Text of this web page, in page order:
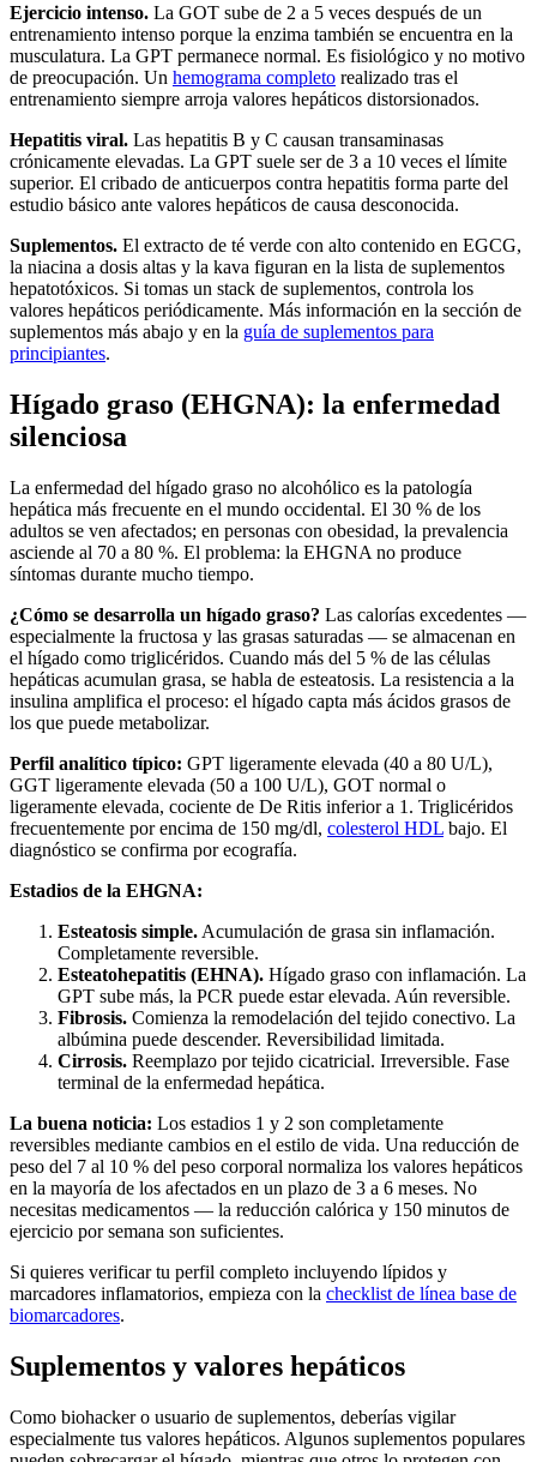
Ejercicio intenso. La GOT sube de 2 a 5 veces después de un
entrenamiento intenso porque la enzima también se encuentra en la
musculatura. La GPT permanece normal. Es fisiológico y no motivo
de preocupación. Un hemograma completo realizado tras el
entrenamiento siempre arroja valores hepáticos distorsionados.
Hepatitis viral. Las hepatitis B y C causan transaminasas
crónicamente elevadas. La GPT suele ser de 3 a 10 veces el límite
superior. El cribado de anticuerpos contra hepatitis forma parte del
estudio básico ante valores hepáticos de causa desconocida.
Suplementos. El extracto de té verde con alto contenido en EGCG,
la niacina a dosis altas y la kava figuran en la lista de suplementos
hepatotóxicos. Si tomas un stack de suplementos, controla los
valores hepáticos periódicamente. Más información en la sección de
suplementos más abajo y en la guía de suplementos para
principiantes.
Hígado graso (EHGNA): la enfermedad
silenciosa
La enfermedad del hígado graso no alcohólico es la patología
hepática más frecuente en el mundo occidental. El 30 % de los
adultos se ven afectados; en personas con obesidad, la prevalencia
asciende al 70 a 80 %. El problema: la EHGNA no produce
síntomas durante mucho tiempo.
¿Cómo se desarrolla un hígado graso? Las calorías excedentes —
especialmente la fructosa y las grasas saturadas — se almacenan en
el hígado como triglicéridos. Cuando más del 5 % de las células
hepáticas acumulan grasa, se habla de esteatosis. La resistencia a la
insulina amplifica el proceso: el hígado capta más ácidos grasos de
los que puede metabolizar.
Perfil analítico típico: GPT ligeramente elevada (40 a 80 U/L),
GGT ligeramente elevada (50 a 100 U/L), GOT normal o
ligeramente elevada, cociente de De Ritis inferior a 1. Triglicéridos
frecuentemente por encima de 150 mg/dl, colesterol HDL bajo. El
diagnóstico se confirma por ecografía.
Estadios de la EHGNA:
Esteatosis simple. Acumulación de grasa sin inflamación.
Completamente reversible.
Esteatohepatitis (EHNA). Hígado graso con inflamación. La
GPT sube más, la PCR puede estar elevada. Aún reversible.
Fibrosis. Comienza la remodelación del tejido conectivo. La
albúmina puede descender. Reversibilidad limitada.
Cirrosis. Reemplazo por tejido cicatricial. Irreversible. Fase
terminal de la enfermedad hepática.
La buena noticia: Los estadios 1 y 2 son completamente
reversibles mediante cambios en el estilo de vida. Una reducción de
peso del 7 al 10 % del peso corporal normaliza los valores hepáticos
en la mayoría de los afectados en un plazo de 3 a 6 meses. No
necesitas medicamentos — la reducción calórica y 150 minutos de
ejercicio por semana son suficientes.
Si quieres verificar tu perfil completo incluyendo lípidos y
marcadores inflamatorios, empieza con la checklist de línea base de
biomarcadores.
Suplementos y valores hepáticos
Como biohacker o usuario de suplementos, deberías vigilar
especialmente tus valores hepáticos. Algunos suplementos populares